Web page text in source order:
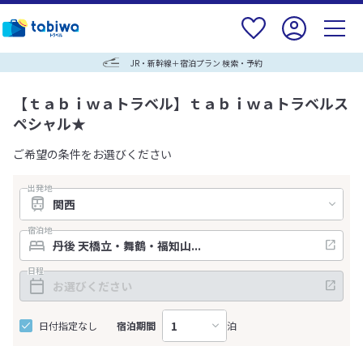
JR・新幹線＋宿泊プラン 検索・予約
【ｔａｂｉｗａトラベル】ｔａｂｉｗａトラベルス
ペシャル★
ご希望の条件をお選びください
出発地
宿泊地
日程
日付指定なし 宿泊期間 泊